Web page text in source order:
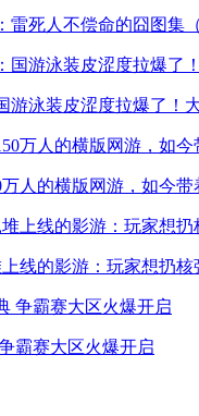
雷死人不偿命的囧图集（
游泳装皮涩度拉爆了！
人的横版网游，如今
线的影游：玩家想扔
霸赛大区火爆开启